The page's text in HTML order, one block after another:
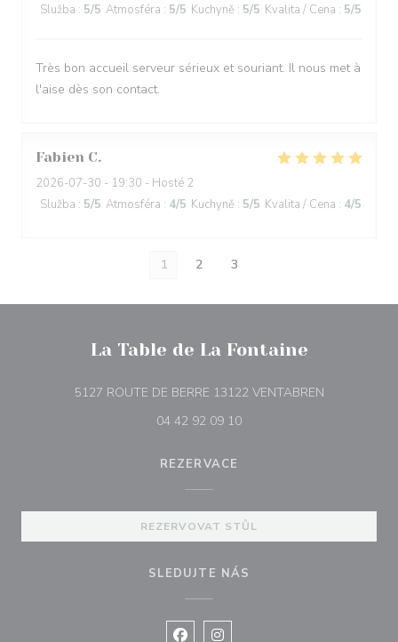
Služba : 5/5 Atmosféra : 5/5 Kuchyně : 5/5 Kvalita / Cena : 5/5
Très bon accueil serveur sérieux et souriant. Il nous met à
l'aise dès son contact.
Fabien C
2026-07-30 - 19:30 - Hosté 2
Služba : 5/5 Atmosféra : 4/5 Kuchyně : 5/5 Kvalita / Cena : 4/5
1 2 3
La Table de La Fontaine
5127 ROUTE DE BERRE 13122 VENTABREN((otevře se v
04 42 92 09 10
REZERVACE
REZERVOVAT STŮL
SLEDUJTE NÁS